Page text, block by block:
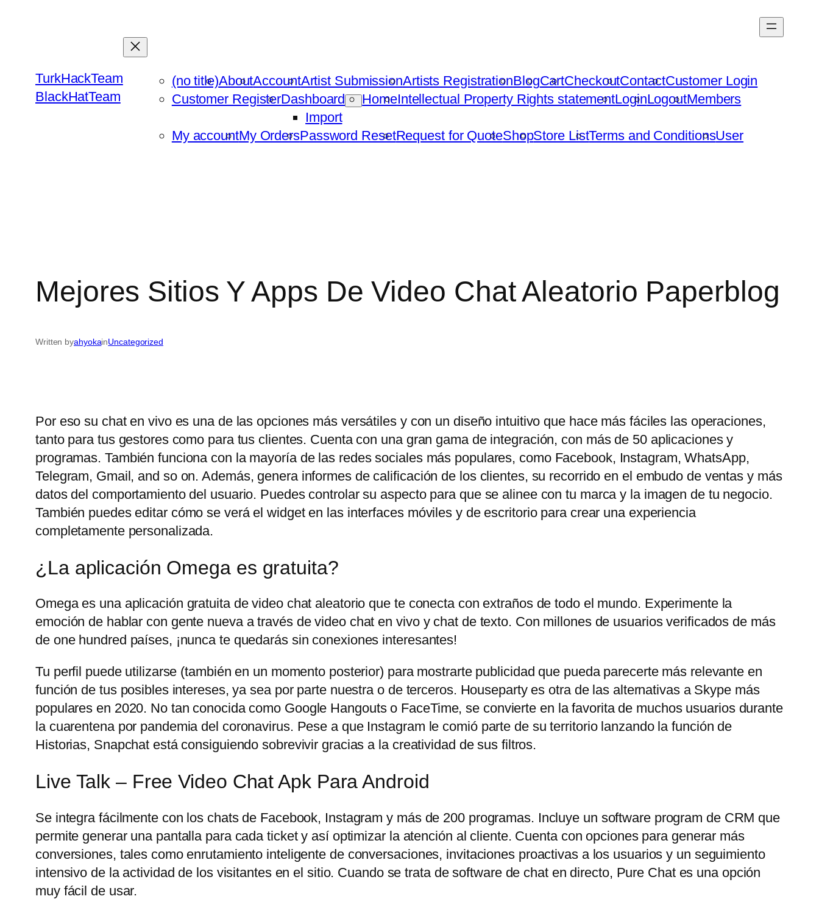
TurkHackTeam
BlackHatTeam
(no title)AboutAccountArtist SubmissionArtists RegistrationBlogCartCheckoutContactCustomer Login
Customer RegisterDashboard
Import
HomeIntellectual Property Rights statementLoginLogoutMembers
My accountMy OrdersPassword ResetRequest for QuoteShopStore ListTerms and ConditionsUser
Mejores Sitios Y Apps De Video Chat Aleatorio Paperblog
Written byahyokainUncategorized
Por eso su chat en vivo es una de las opciones más versátiles y con un diseño intuitivo que hace más fáciles las operaciones,
tanto para tus gestores como para tus clientes. Cuenta con una gran gama de integración, con más de 50 aplicaciones y
programas. También funciona con la mayoría de las redes sociales más populares, como Facebook, Instagram, WhatsApp,
Telegram, Gmail, and so on. Además, genera informes de calificación de los clientes, su recorrido en el embudo de ventas y más
datos del comportamiento del usuario. Puedes controlar su aspecto para que se alinee con tu marca y la imagen de tu negocio.
También puedes editar cómo se verá el widget en las interfaces móviles y de escritorio para crear una experiencia
completamente personalizada.
¿La aplicación Omega es gratuita?
Omega es una aplicación gratuita de video chat aleatorio que te conecta con extraños de todo el mundo. Experimente la
emoción de hablar con gente nueva a través de video chat en vivo y chat de texto. Con millones de usuarios verificados de más
de one hundred países, ¡nunca te quedarás sin conexiones interesantes!
Tu perfil puede utilizarse (también en un momento posterior) para mostrarte publicidad que pueda parecerte más relevante en
función de tus posibles intereses, ya sea por parte nuestra o de terceros. Houseparty es otra de las alternativas a Skype más
populares en 2020. No tan conocida como Google Hangouts o FaceTime, se convierte en la favorita de muchos usuarios durante
la cuarentena por pandemia del coronavirus. Pese a que Instagram le comió parte de su territorio lanzando la función de
Historias, Snapchat está consiguiendo sobrevivir gracias a la creatividad de sus filtros.
Live Talk – Free Video Chat Apk Para Android
Se integra fácilmente con los chats de Facebook, Instagram y más de 200 programas. Incluye un software program de CRM que
permite generar una pantalla para cada ticket y así optimizar la atención al cliente. Cuenta con opciones para generar más
conversiones, tales como enrutamiento inteligente de conversaciones, invitaciones proactivas a los usuarios y un seguimiento
intensivo de la actividad de los visitantes en el sitio. Cuando se trata de software de chat en directo, Pure Chat es una opción
muy fácil de usar.